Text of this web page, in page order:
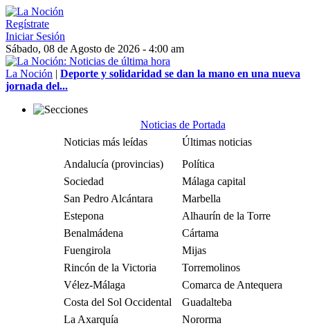
Regístrate
Iniciar Sesión
Sábado, 08 de Agosto de 2026 - 4:00 am
La Noción | Deporte y solidaridad se dan la mano en una nueva
jornada del...
Noticias de Portada
Noticias más leídas
Últimas noticias
Andalucía (provincias)
Política
Sociedad
Málaga capital
San Pedro Alcántara
Marbella
Estepona
Alhaurín de la Torre
Benalmádena
Cártama
Fuengirola
Mijas
Rincón de la Victoria
Torremolinos
Vélez-Málaga
Comarca de Antequera
Costa del Sol Occidental
Guadalteba
La Axarquía
Nororma